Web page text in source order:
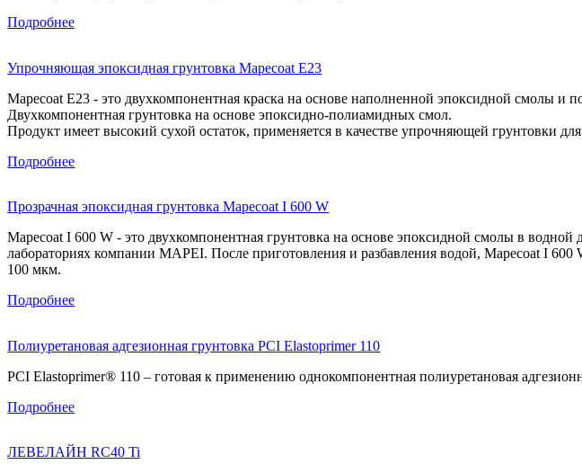
Подробнее
Упрочняющая эпоксидная грунтовка Mapecoat E23
Mapecoat E23 - это двухкомпонентная краска на основе наполненной эпоксидной смолы
Двухкомпонентная грунтовка на основе эпоксидно-полиамидных смол.
Продукт имеет высокий сухой остаток, применяется в качестве упрочняющей грунтовки
Подробнее
Прозрачная эпоксидная грунтовка Mapecoat I 600 W
Mapecoat I 600 W - это двухкомпонентная грунтовка на основе эпоксидной смолы в водной
лабораториях компании MAPEI. После приготовления и разбавления водой, Mapecoat I
100 мкм.
Подробнее
Полиуретановая адгезионная грунтовка PCI Elastoprimer 110
PCI Elastoprimer® 110 – готовая к применению однокомпонентная полиуретановая
Подробнее
ЛЕВЕЛАЙН RC40 Ti